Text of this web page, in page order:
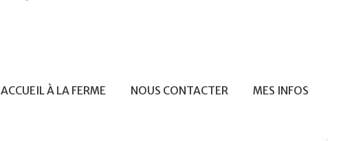
ACCUEIL À LA FERME NOUS CONTACTER MES INFOS